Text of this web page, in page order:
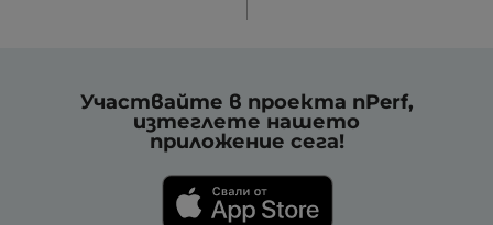
Участвайте в проекта nPerf,
изтеглете нашето
приложение сега!